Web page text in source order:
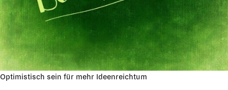
Optimistisch sein für mehr Ideenreichtum